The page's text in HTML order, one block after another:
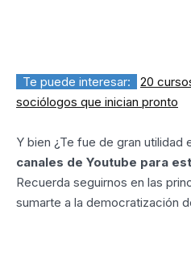
Te puede interesar:
20
sociólogos que inician pronto
Y bien ¿Te fue de gran utilidad
canales de Youtube para
Recuerda seguirnos en las
sumarte a la democratización